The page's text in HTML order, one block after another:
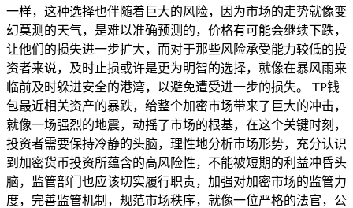
一样，这种选择也伴随着巨大的风险，因为市场的走势就像变
幻莫测的天气，是难以准确预测的，价格有可能会继续下跌，
让他们的损失进一步扩大，而对于那些风险承受能力较低的投
资者来说，及时止损或许是更为明智的选择，就像在暴风雨来
临前及时躲进安全的港湾，以避免遭受进一步的损失。 TP钱
包最近相关资产的暴跌，给整个加密市场带来了巨大的冲击，
就像一场强烈的地震，动摇了市场的根基，在这个关键时刻，
投资者需要保持冷静的头脑，理性地分析市场形势，充分认识
到加密货币投资所蕴含的高风险性，不能被短期的利益冲昏头
脑，监管部门也应该切实履行职责，加强对加密市场的监管力
度，完善监管机制，规范市场秩序，就像一位严格的法官，公